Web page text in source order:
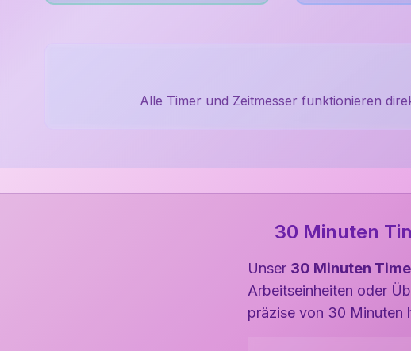
Alle Timer und Zeitmesser funktionieren
30 Minuten
Unser 30 Minuten
Arbeitseinheiten oder
präzise von 30 Minuten